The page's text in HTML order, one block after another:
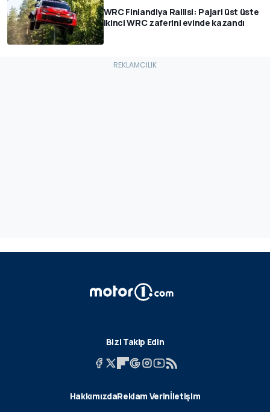
WRC Finlandiya Rallisi: Pajari üst üste
ikinci WRC zaferini evinde kazandı
Bizi Takip Edin
HakkımızdaReklam Verinİletişim